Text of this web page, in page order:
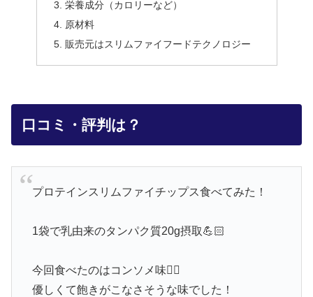
栄養成分（カロリーなど）
原材料
販売元はスリムファイフードテクノロジー
口コミ・評判は？
プロテインスリムファイチップス食べてみた！
1袋で乳由来のタンパク質20g摂取💪🏻
今回食べたのはコンソメ味🙆‍♀️
優しくて飽きがこなさそうな味でした！